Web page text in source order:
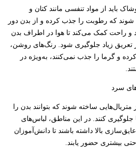
باید از مواد تنفسی مانند کتان و
که رطوبت را جذب کرده و از بدن دور
و راحت کمک می‌کند تا هوا در اطراف بدن
تعریق زیاد جلوگیری شود. رنگ‌های روشن،
و گرما را جذب نمی‌کنند، به‌ویژه در
ساخته شوند که بتوانند بدن را
جلوگیری کنند. در این مناطق، لباس‌های
بالا داشته باشند تا دانش‌آموزان
بیشتری حضور یابند.